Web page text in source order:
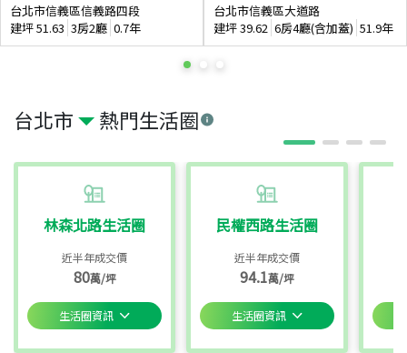
台北市 熱門生活圈
林森北路生活圈
近半年成交價
80萬/坪
生活圈資訊
民權西路生活圈
近半年成交價
94.1萬/坪
生活圈資訊
台北市信義區信義路四段
建坪51.63 3房2廳 0.7年
台北市信義區大道路
建坪39.62 6房4廳(含加蓋) 51.9年